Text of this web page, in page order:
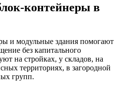
контейнеры в
и модульные здания помогают
без капитального
на стройках, у складов, на
территориях, в загородной
групп.